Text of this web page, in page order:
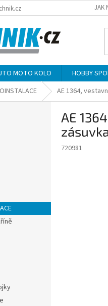
JAK
MOTO KOLO HOBBY
AE 1364,
AE
720981